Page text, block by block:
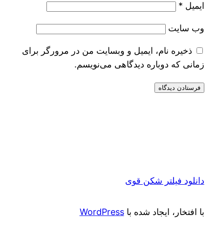
ایمیل *
وب‌ سایت
ذخیره نام، ایمیل و وبسایت من در مرورگر برای
زمانی که دوباره دیدگاهی می‌نویسم.
دانلود فیلتر شکن قوی
با افتخار، ایجاد شده باWordPress